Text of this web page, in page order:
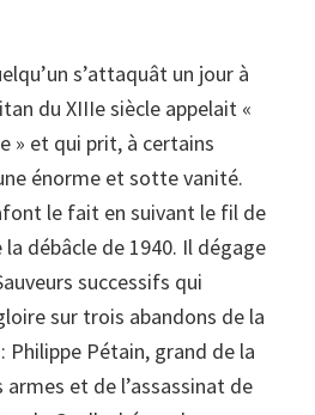
s’attaquât un jour à
du XIIIe siècle appelait «
» et qui prit, à certains
énorme et sotte vanité.
le fait en suivant le fil de
débâcle de 1940. Il dégage
successifs qui
sur trois abandons de la
Philippe Pétain, grand de la
et de l’assassinat de